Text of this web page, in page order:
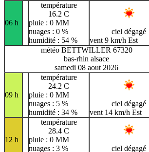
06 h
température
16.2 C
pluie : 0 MM
nuages : 0 %
humidité : 54 %
ciel dégagé
vent 9 km/h Est
météo BETTWILLER 67320
bas-rhin alsace
samedi 08 aout 2026
09 h
température
24.2 C
pluie : 0 MM
nuages : 5 %
humidité : 34 %
ciel dégagé
vent 14 km/h Est
12 h
température
28.4 C
pluie : 0 MM
nuages : 3 %
ciel dégagé